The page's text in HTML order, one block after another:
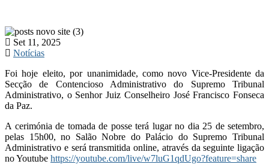
Set 11, 2025
Notícias
Foi hoje eleito, por unanimidade, como novo Vice-Presidente da
Secção de Contencioso Administrativo do Supremo Tribunal
Administrativo, o Senhor Juiz Conselheiro José Francisco Fonseca
da Paz.
A cerimónia de tomada de posse terá lugar no dia 25 de setembro,
pelas 15h00, no Salão Nobre do Palácio do Supremo Tribunal
Administrativo e será transmitida online, através da seguinte ligação
no Youtube https://youtube.com/live/w7luG1qdUgo?feature=share